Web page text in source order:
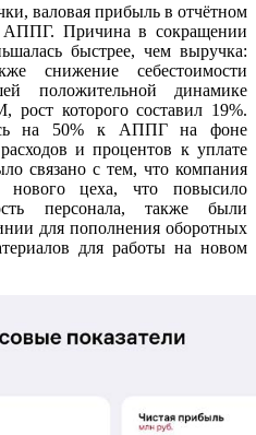
валовая прибыль в отчётном
АППГ. Причина в сокращении
быстрее, чем выручка:
снижение себестоимости
положительной динамике
рост которого составил 19%.
на 50% к АППГ на фоне
и процентов к уплате
связано с тем, что компания
нового цеха, что повысило
персонала, также были
для пополнения оборотных
для работы на новом